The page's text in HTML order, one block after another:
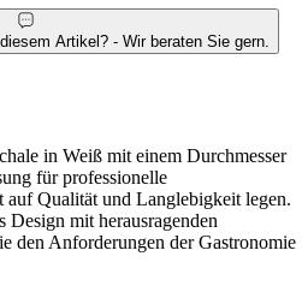
Artikel? - Wir beraten Sie gern.
in Weiß mit einem Durchmesser
für professionelle
auf Qualität und Langlebigkeit legen.
Design mit herausragenden
den Anforderungen der Gastronomie